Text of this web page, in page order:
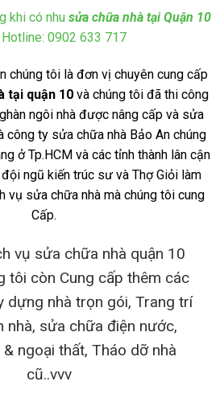
khi có nhu sửa chữa nhà tại Quận 10
0902 633 717
chúng tôi là đơn vị chuyên cung cấp
tại quận 10 và chúng tôi đã thi công
ngôi nhà được nâng cấp và sửa
công ty sửa chữa nhà Bảo An chúng
ở Tp.HCM và các tỉnh thành lân cận
ngũ kiến trúc sư và Thợ Giỏi làm
vụ sửa chữa nhà mà chúng tôi cung
Cấp.
vụ sửa chữa nhà quận 10
tôi còn Cung cấp thêm các
dựng nhà trọn gói, Trang trí
nhà, sửa chữa điện nước,
ngoại thất, Tháo dỡ nhà
cũ..vvv